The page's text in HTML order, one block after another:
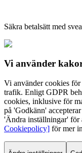
Säkra betalsätt med svea
Vi använder
Vi använder cookies
trafik. Enligt GDPR
cookies, inklusive för
på 'Godkänn'
'Ändra inställningar' för
Cookiepolicy] för mer